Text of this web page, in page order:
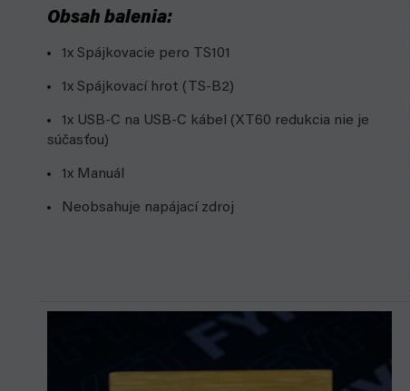
Obsah balenia:
1x Spájkovacie pero TS101
1x Spájkovací hrot (TS-B2)
1x USB-C na USB-C kábel (XT60 redukcia nie je
súčasťou)
1x Manuál
Neobsahuje napájací zdroj